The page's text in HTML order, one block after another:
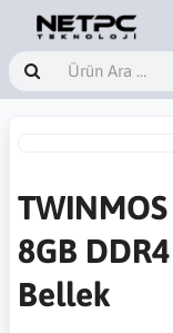
8GB
Bellek